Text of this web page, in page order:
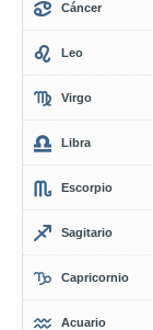
Cáncer
Leo
Virgo
Libra
Escorpio
Sagitario
Capricornio
Acuario